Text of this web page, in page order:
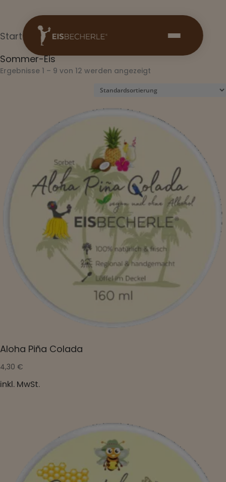
Start/ Sommer-Eis
Sommer-Eis
Ergebnisse 1 – 9 von 12 werden angezeigt
Aloha Piña Colada
4,30 €
inkl. MwSt.